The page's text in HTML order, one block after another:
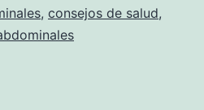
, consejos de salud,